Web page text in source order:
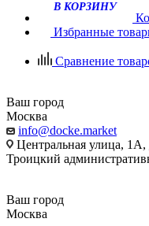
В КОРЗИНУ
Избранные
Сравнение
Ваш город
Москва
info@docke.market
Центральная улица, 1А,
Троицкий
Ваш город
Москва